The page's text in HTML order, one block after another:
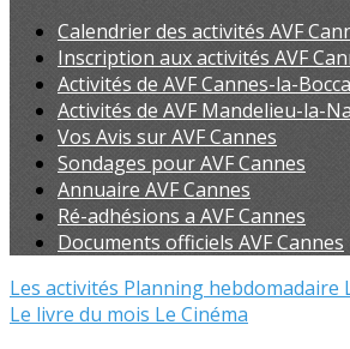
Calendrier des activités AVF
Inscription aux activités AVF
Activités de AVF Cannes-la-Bocca
Activités de AVF Mandelieu-la-
Vos Avis sur AVF Cannes
Sondages pour AVF Cannes
Annuaire AVF Cannes
Ré-adhésions a AVF Cannes
Documents officiels AVF Cannes
Les activités Planning hebdomadaire
Le livre du mois Le Cinéma